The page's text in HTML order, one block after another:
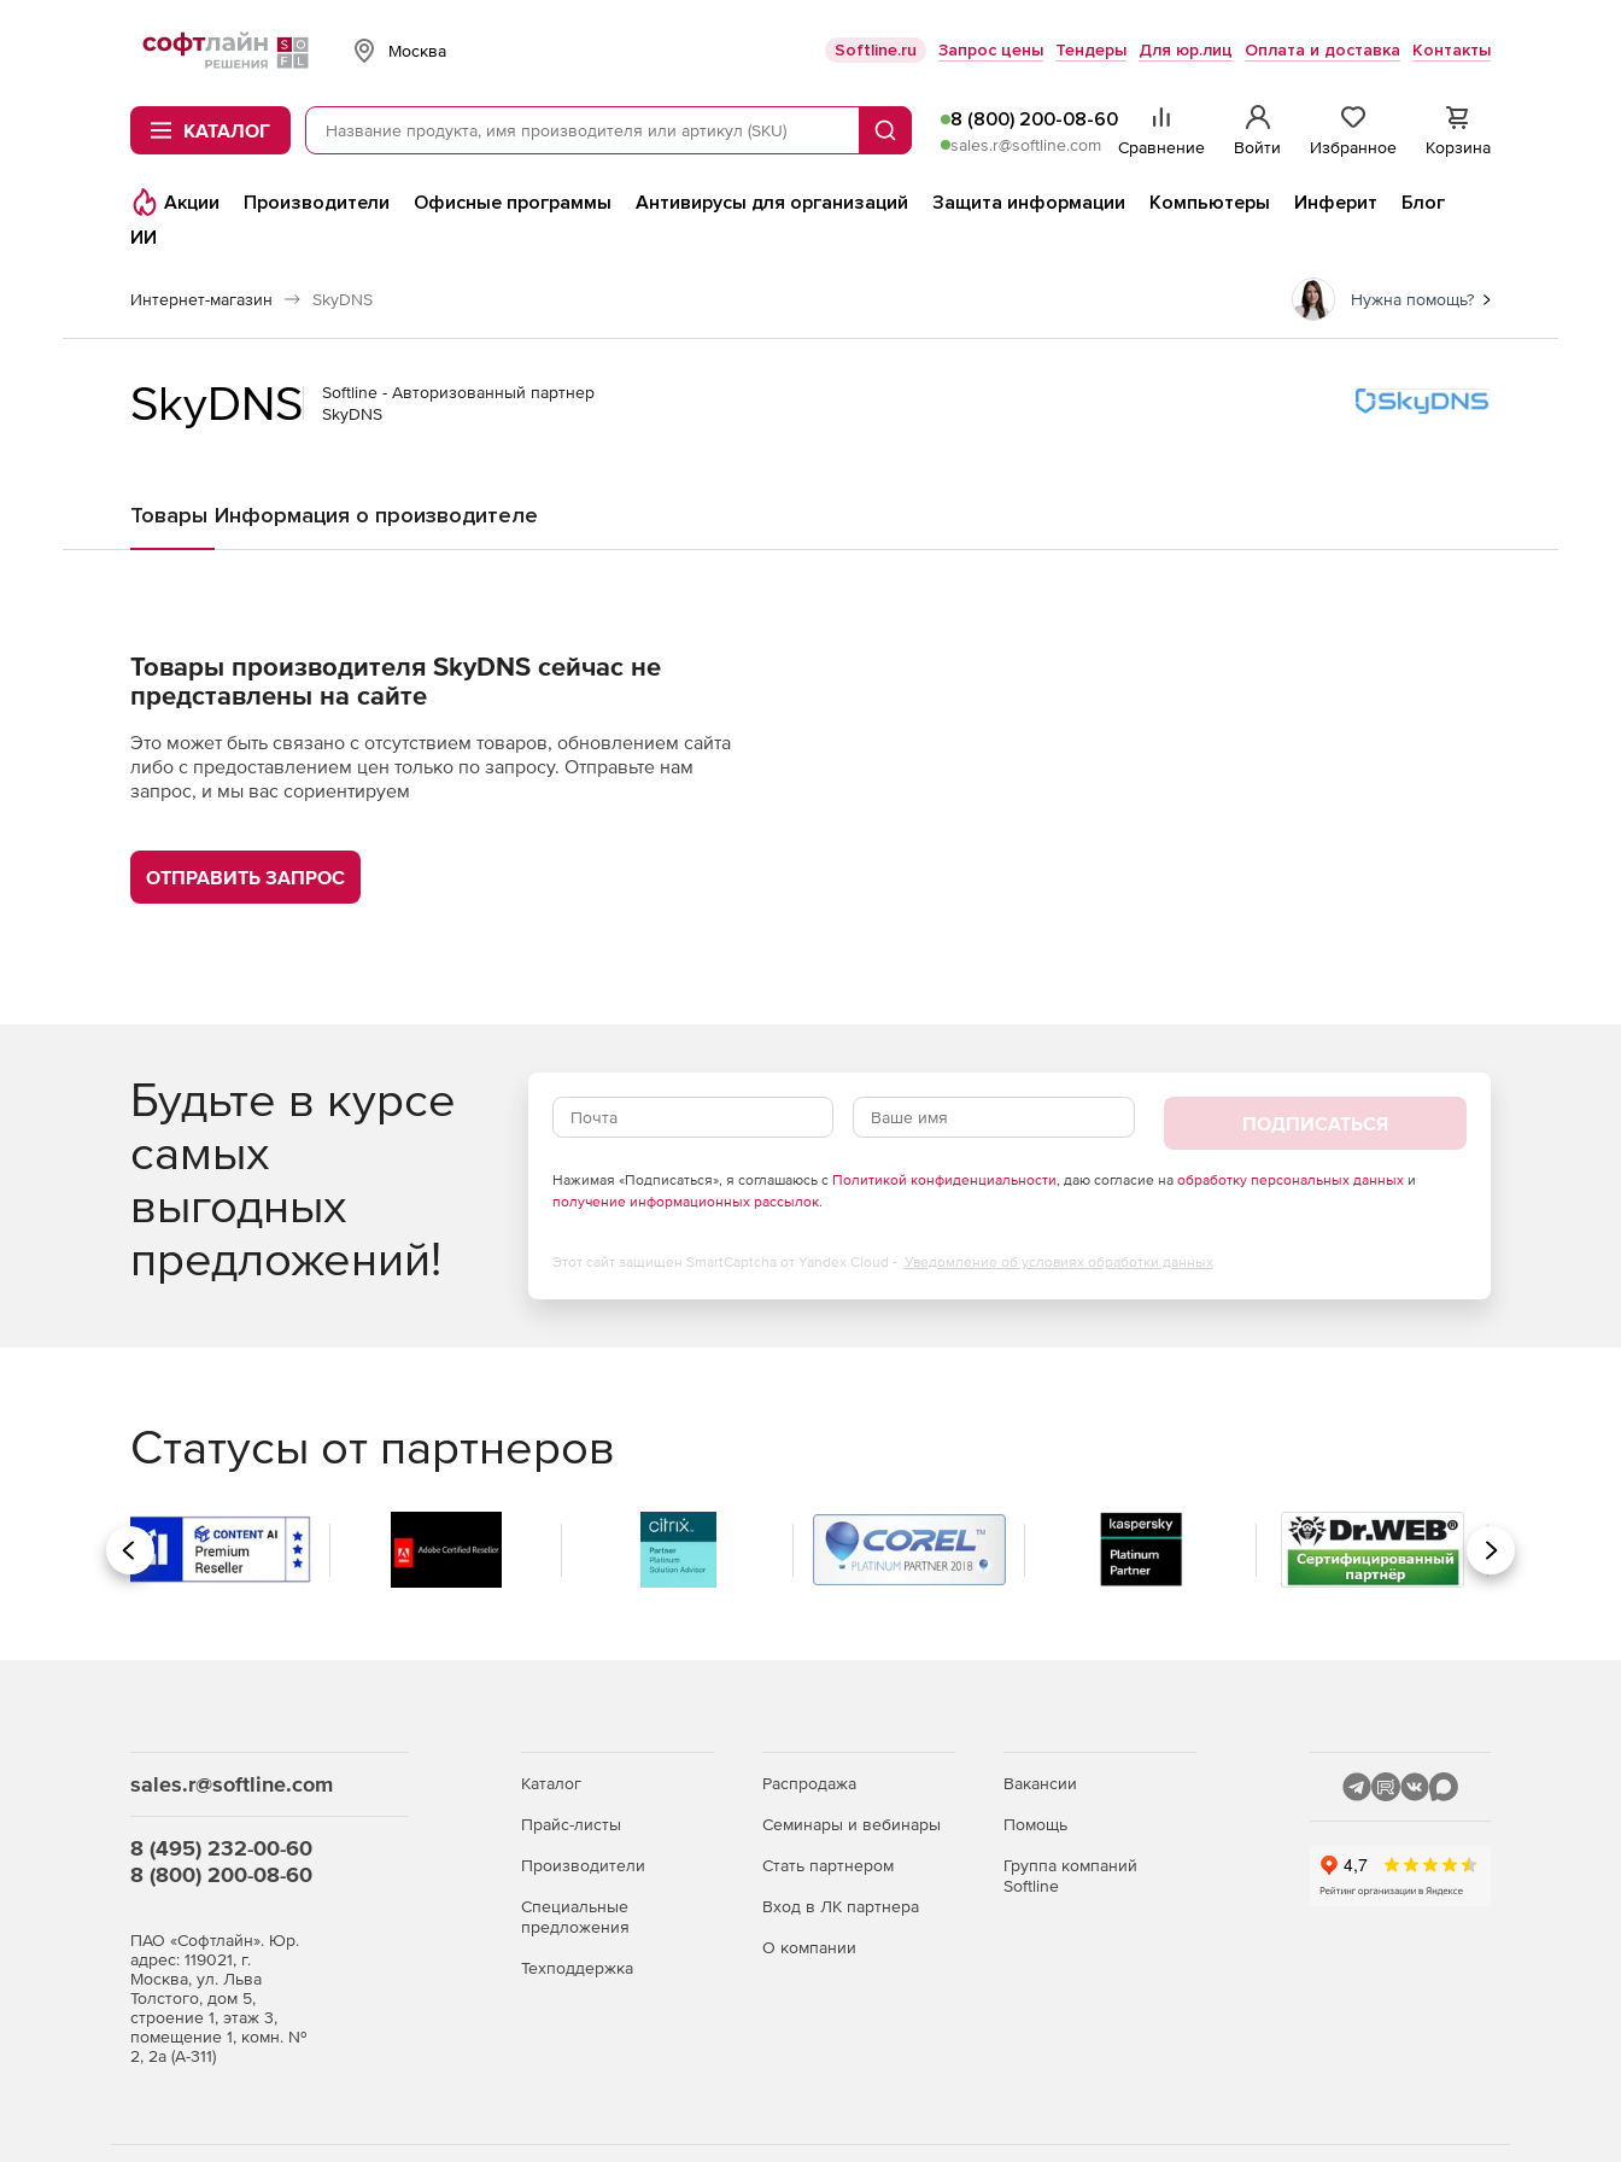
Softline
Москва Softline.ru Запрос цены Тендеры Для юр.лиц Оплата и доставка Контакты
КАТАЛОГ Поиск
8 (800) 200-08-60
sales.r@softline.com Сравнение Войти Избранное Корзина
Акции Производители Офисные программы Антивирусы для организаций Защита информации Компьютеры Инферит
Блог
ИИ
Интернет-магазин SkyDNS Нужна помощь?
SkyDNS
Softline - Авторизованный партнер
SkyDNS
Товары Информация о производителе
Товары производителя SkyDNS сейчас не
представлены на сайте
Это может быть связано с отсутствием товаров, обновлением сайта
либо с предоставлением цен только по запросу. Отправьте нам
запрос, и мы вас сориентируем
ОТПРАВИТЬ ЗАПРОС
Будьте в курсе
самых
выгодных
предложений!
ПОДПИСАТЬСЯ
Нажимая «Подписаться», я соглашаюсь с Политикой конфиденциальности, даю согласие на обработку персональных данныхи
получение информационных рассылок.
Этот сайт защищен SmartCaptcha от Yandex Cloud - Уведомление об условиях обработки данных
Статусы от партнеров
Назад Вперед
sales.r@softline.com
8 (495) 232-00-60
8 (800) 200-08-60
ПАО «Софтлайн». Юр.
адрес: 119021, г.
Москва, ул. Льва
Толстого, дом 5,
строение 1, этаж 3,
помещение 1, комн. №
2, 2а (А-311)
Каталог
Прайс-листы
Производители
Специальные
предложения
Техподдержка
Распродажа
Семинары и вебинары
Стать партнером
Вход в ЛК партнера
О компании
Вакансии
Помощь
Группа компаний
Softline